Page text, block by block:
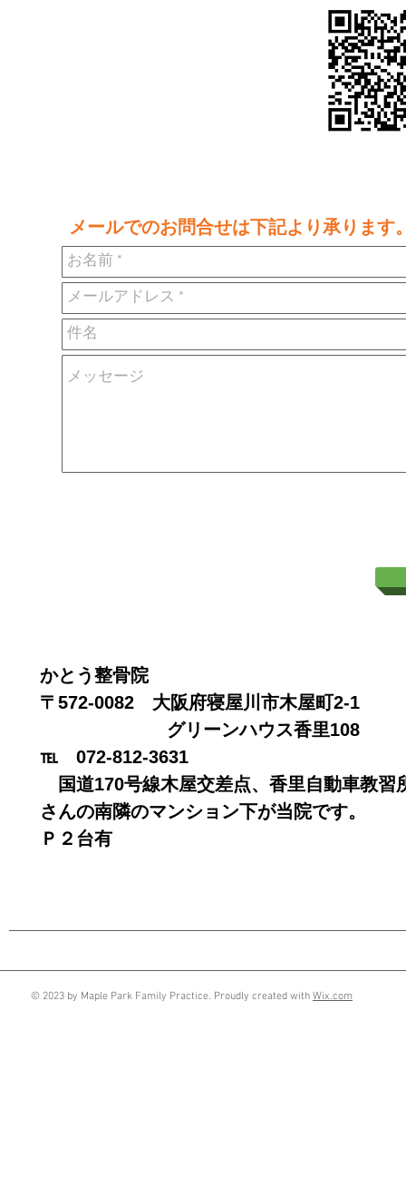
メールでのお問合せは下記より承ります
かとう整骨院
〒572-0082 大阪府寝屋川市木屋町2-1
グリーンハウス香里108
℡ 072-812-3631
国道170号線木屋交差点、香里自動車教習
さんの南隣のマンション下が当院です。
Ｐ２台有
© 2023 by Maple Park Family Practice. Proudly created with Wix.com